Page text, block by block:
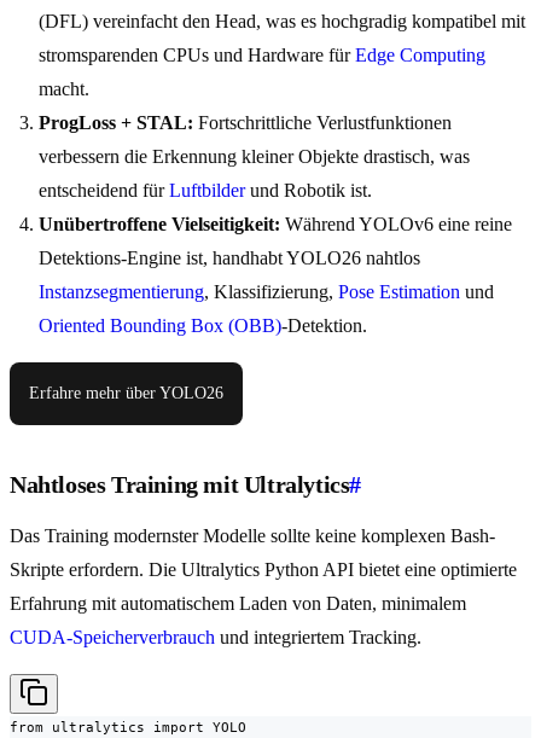
(DFL) vereinfacht den Head, was es hochgradig kompatibel mit
stromsparenden CPUs und Hardware fürEdge Computing
macht.
ProgLoss + STAL: Fortschrittliche Verlustfunktionen
verbessern die Erkennung kleiner Objekte drastisch, was
entscheidend fürLuftbilderund Robotik ist.
Unübertroffene Vielseitigkeit: Während YOLOv6 eine reine
Detektions-Engine ist, handhabt YOLO26 nahtlos
Instanzsegmentierung, Klassifizierung, Pose Estimation und
Oriented Bounding Box (OBB)-Detektion.
Erfahre mehr über YOLO26
Nahtloses Training mit Ultralytics#
Das Training modernster Modelle sollte keine komplexen Bash-
Skripte erfordern. Die Ultralytics Python API bietet eine optimierte
Erfahrung mit automatischem Laden von Daten, minimalem
CUDA-Speicherverbrauch und integriertem Tracking.
from ultralytics import YOLO